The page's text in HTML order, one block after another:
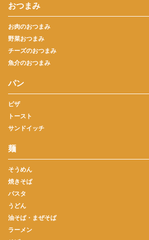
おつまみ
お肉のおつまみ
野菜おつまみ
チーズのおつまみ
魚介のおつまみ
パン
ピザ
トースト
サンドイッチ
麺
そうめん
焼きそば
パスタ
うどん
油そば・まぜそば
ラーメン